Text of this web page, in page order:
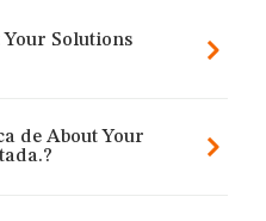
Your Solutions
de About Your